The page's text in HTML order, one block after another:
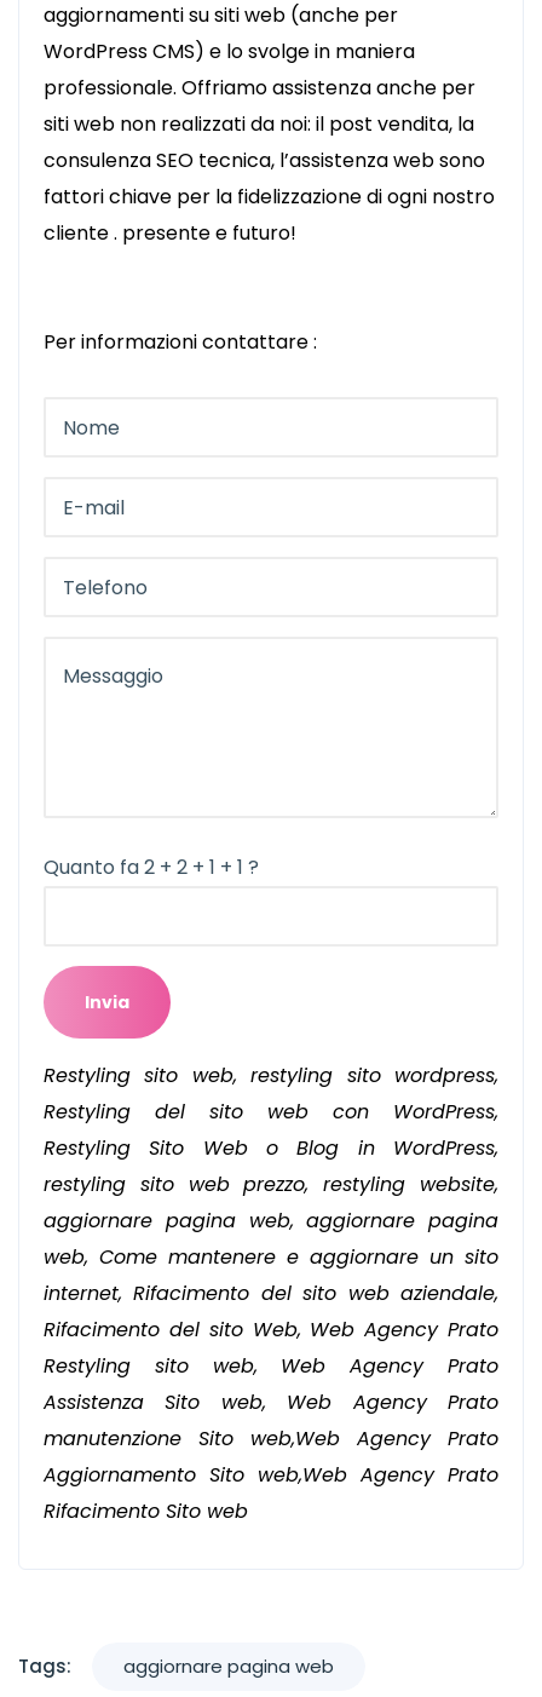
aggiornamenti su siti web (anche per
WordPress CMS) e lo svolge in maniera
professionale. Offriamo assistenza anche per
siti web non realizzati da noi: il post vendita, la
consulenza SEO tecnica, l’assistenza web sono
fattori chiave per la fidelizzazione di ogni nostro
cliente . presente e futuro!
Per informazioni contattare :
Quanto fa 2 + 2 + 1 + 1 ?
Restyling sito web, restyling sito wordpress,
Restyling del sito web con WordPress,
Restyling Sito Web o Blog in WordPress,
restyling sito web prezzo, restyling website,
aggiornare pagina web, aggiornare pagina
web, Come mantenere e aggiornare un sito
internet, Rifacimento del sito web aziendale,
Rifacimento del sito Web, Web Agency Prato
Restyling sito web, Web Agency Prato
Assistenza Sito web, Web Agency Prato
manutenzione Sito web,Web Agency Prato
Aggiornamento Sito web,Web Agency Prato
Rifacimento Sito web
Tags: aggiornare pagina web